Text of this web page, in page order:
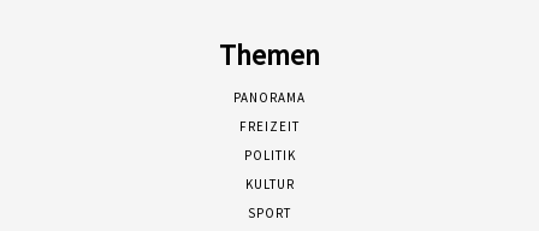
Themen
PANORAMA
FREIZEIT
POLITIK
KULTUR
SPORT